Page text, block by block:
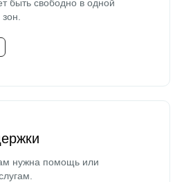
быть свободно в одной
нужна помощь или